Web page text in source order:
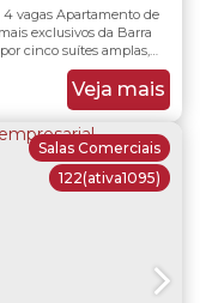
Útil:435.00m²
vagas Apartamento de
exclusivos da Barra
cinco suítes amplas,
fechadas com cortina de
é espaçosa e conta
Veja mais
122(ativa1095)
Salas Comerciais